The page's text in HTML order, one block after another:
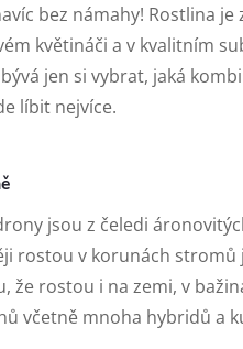
bez námahy! Rostlina je
květináči a v kvalitním
jen si vybrat, jaká
líbit nejvíce.
jsou z čeledi
rostou v korunách
že rostou i na zemi, v
včetně mnoha hybridů a